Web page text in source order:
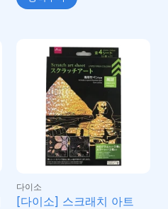
다이소
[다이소] 스크래치 아트